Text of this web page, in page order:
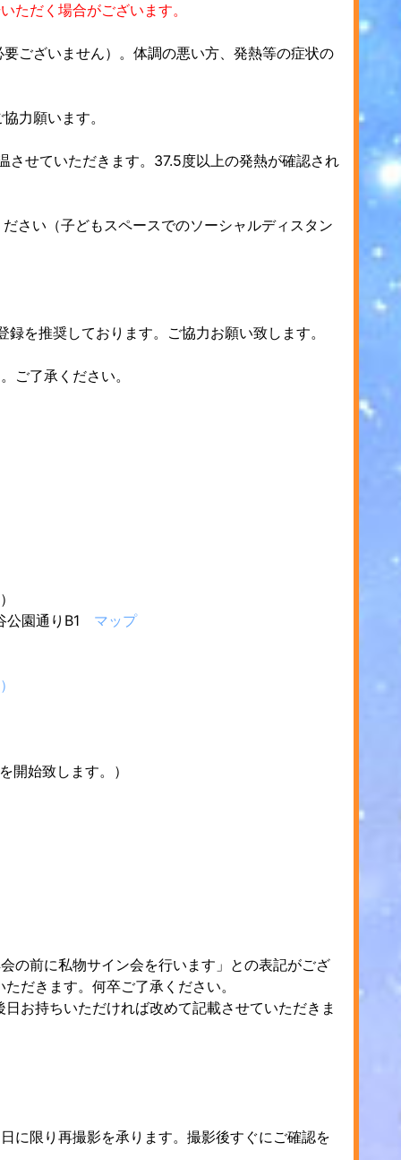
ただく場合がございます。
ございません）。体調の悪い方、発熱等の症状の
力願います。
せていただきます。37.5度以上の発熱が確認され
さい（子どもスペースでのソーシャルディスタン
を推奨しております。ご協力お願い致します。
ご了承ください。
公園通りB1 マップ
始致します。）
の前に私物サイン会を行います」との表記がござ
だきます。何卒ご了承ください。
お持ちいただければ改めて記載させていただきま
に限り再撮影を承ります。撮影後すぐにご確認を